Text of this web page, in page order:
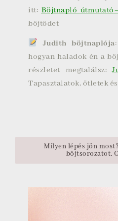
itt: Böjtnapló útmutató
böjtödet
Judith böjtnaplója
hogyan haladok én a
részletet megtalálsz:
Tapasztalatok, ötletek
Milyen lépés jön
böjtsorozatot.